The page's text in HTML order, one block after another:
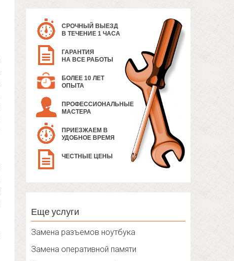
СРОЧНЫЙ ВЫЕЗД
В ТЕЧЕНИЕ 1 ЧАСА
ГАРАНТИЯ
НА ВСЕ РАБОТЫ
БОЛЕЕ 10 ЛЕТ
ОПЫТА
ПРОФЕССИОНАЛЬНЫЕ
МАСТЕРА
ПРИЕЗЖАЕМ В
УДОБНОЕ ВРЕМЯ
ЧЕСТНЫЕ ЦЕНЫ
Еще услуги
Замена разъемов ноутбука
Замена оперативной памяти